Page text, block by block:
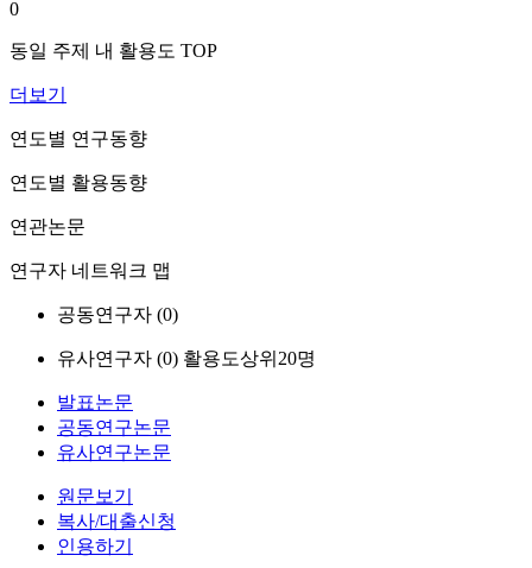
0
동일 주제 내 활용도 TOP
더보기
연도별 연구동향
연도별 활용동향
연관논문
연구자 네트워크 맵
공동연구자 (0)
유사연구자 (0) 활용도상위20명
발표논문
공동연구논문
유사연구논문
원문보기
복사/대출신청
인용하기